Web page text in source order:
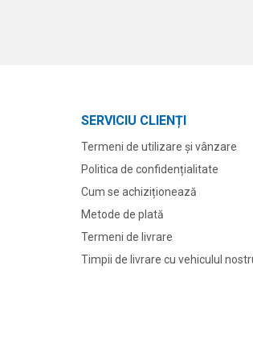
SERVICIU CLIENȚI
Termeni de utilizare și vânzare
Politica de confidențialitate
Cum se achiziționează
Metode de plată
Termeni de livrare
Timpii de livrare cu vehiculul